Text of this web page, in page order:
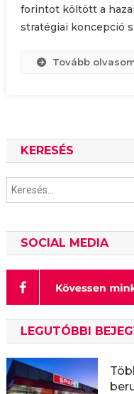
forintot költött a
stratégiai koncepció
Tovább
KERESÉS
SOCIAL MEDIA
LEGUTÓBBI